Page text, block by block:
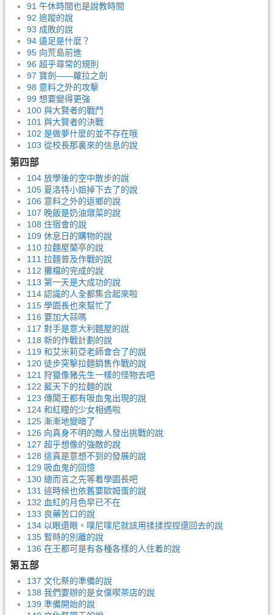
91 午休時間也是說教時間
92 追蹤的說
93 成敗的說
94 遠足是什麼？
95 向荒島前進
96 超乎尋常的規則
97 寶劍——蘿拉之劍
98 意料之外的攻擊
99 想要變得更強
100 與大賢者的戰鬥
101 與大賢者的決戰
102 是做夢什麼的並不存在哦
103 從校長那裏來的信息的說
第四部
104 放學後的空中散步的說
105 夏洛特小姐掉下去了的說
106 意料之外的返鄉的說
107 晚飯是奶油燉菜的說
108 住宿會的說
109 休息日的購物的說
110 拉麵屋蘭亭的說
111 拉麵普及作戰的說
112 攤檔的完成的說
113 第一天是大成功的說
114 認識的人全都集合起來啦
115 學園長也來幫忙了
116 要加大蒜嗎
117 對手是意大利麵屋的說
118 新的作戰計劃的說
119 和艾米莉亞老師會合了的說
120 徒步突擊拉麵銷售作戰的說
121 狩獵像豬先生一樣的怪物去吧
122 藍天下的拉麵的說
123 傳聞王都有吸血鬼出現的說
124 和紅瞳的少女相遇啦
125 漸漸地變暗了
126 向真身不明的敵人發出挑戰的說
127 超乎想像的強敵的說
128 這真是意想不到的發展的說
129 吸血鬼的回憶
130 總而言之先等着學園長吧
131 這時候也依舊要歐姆蛋的說
132 血紅的月色早已不在
133 良藥苦口的說
134 以眼還眼。噗尼噗尼就該用揉揉捏捏還回去的說
135 暫時的別離的說
136 在王都可是有各種各樣的人住着的說
第五部
137 文化祭的準備的說
138 我們要辦的是女僕喫茶店的說
139 準備開始的說